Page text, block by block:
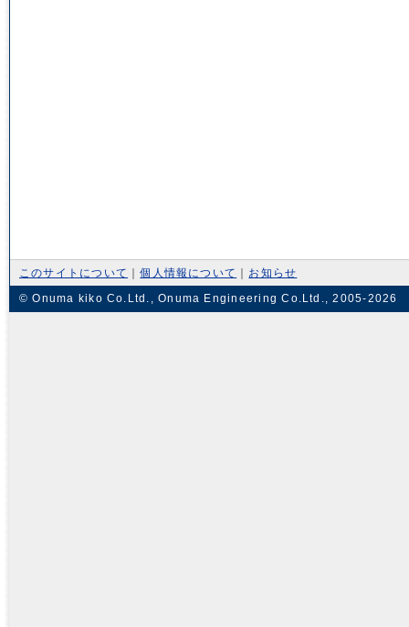
このサイトについて ｜個人情報について
お知らせ
© Onuma kiko Co.Ltd., Onuma Engineering Co.Ltd., 2005-2026